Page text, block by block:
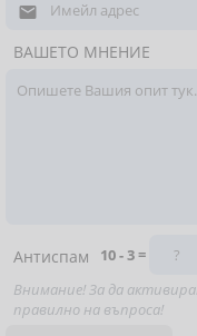

ВАШЕТО МНЕНИЕ
Антиспам
10 - 3 =
Внимание! За да
правилно на въпроса!